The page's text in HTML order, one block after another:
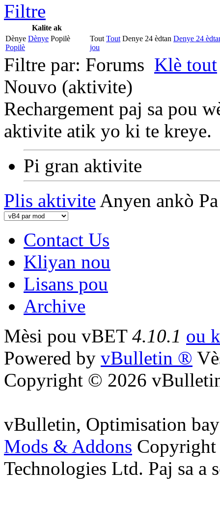
Filtre
Kalite ak
Dènye Dènye Popilè
Popilè
Tout Tout Denye 24 èdtan Denye 24
jou
Filtre par: Forums Klè tout
Nouvo (aktivite)
Rechargement paj sa pou
aktivite atik yo ki te kreye.
Pi gran aktivite
Plis aktivite Anyen ankò
Contact Us
Kliyan nou
Lisans pou
Archive
Mèsi pou vBET 4.10.1 ou
Powered by vBulletin ®
Copyright © 2026
vBulletin, Optimisation
Mods & Addons
Technologies Ltd. Paj sa a